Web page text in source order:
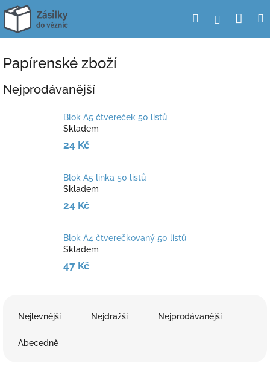
Přejít
obsah
HledatPřihlášení
Papírenské zboží
Nejprodávanější
Blok A5 čtvereček 50 listů
Skladem
24 Kč
Blok A5 linka 50 listů
Skladem
24 Kč
Blok A4 čtverečkovaný 50 listů
Skladem
47 Kč
Nejlevnější Nejdražší Nejprodávanější
Abecedně